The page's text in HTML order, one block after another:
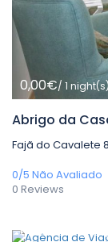
0,00€/ 1 night(s)
Abrigo da
Fajã do Cavalete
0/5 Não Avaliado
0 Reviews
0,00€/ 1 night(s)